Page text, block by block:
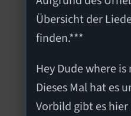
Übersicht der
finden.***
Hey Dude where
Dieses Mal hat es
Vorbild gibt es